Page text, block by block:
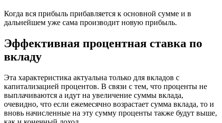
Когда вся прибыль прибавляется к основной сумме и в
дальнейшем уже сама производит новую прибыль.
Эффективная процентная ставка по
вкладу
Эта характеристика актуальна только для вкладов с
капитализацией процентов. В связи с тем, что проценты не
выплачиваются а идут на увеличение суммы вклада,
очевидно, что если ежемесячно возрастает сумма вклада, то и
вновь начисленные на эту сумму проценты также будут выше,